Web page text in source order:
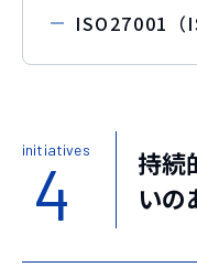
ISO27001（
initiatives
4
持続
いの